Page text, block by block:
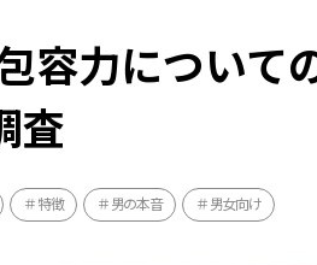
容力について
査
特徴 男の本音 男女向け